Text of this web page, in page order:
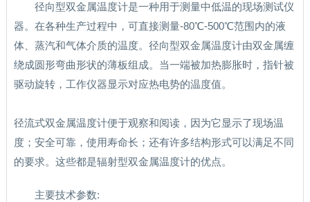
径向型双金属温度计是一种用于测量中低温的现场测试仪
器。在各种生产过程中，可直接测量-80℃-500℃范围内的液
体、蒸汽和气体介质的温度。径向型双金属温度计由双金属缠
绕成圆形弯曲形状的薄板组成。当一端被加热膨胀时，指针被
驱动旋转，工作仪器显示对应热电势的温度值。
径流式双金属温度计便于观察和阅读，因为它显示了现场温
度；安全可靠，使用寿命长；还有许多结构形式可以满足不同
的要求。这些都是辐射型双金属温度计的优点。
主要技术参数: